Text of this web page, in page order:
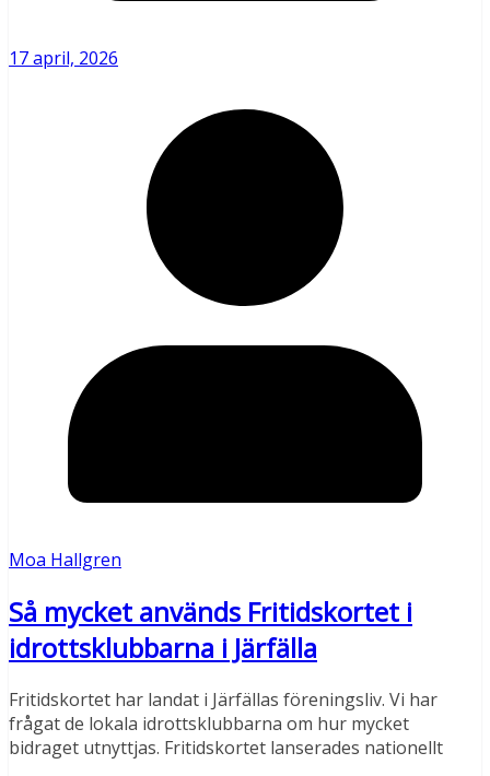
17 april, 2026
Moa Hallgren
Så mycket används Fritidskortet i
idrottsklubbarna i Järfälla
Fritidskortet har landat i Järfällas föreningsliv. Vi har
frågat de lokala idrottsklubbarna om hur mycket
bidraget utnyttjas. Fritidskortet lanserades nationellt